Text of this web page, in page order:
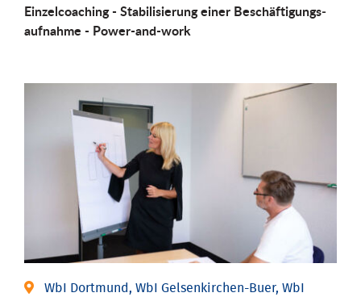
Einzel­coaching - Stabili­sierung einer Be­schäftigungs­
aufnahme - Power-and-work
WbI Dortmund, WbI Gelsenkirchen-Buer, WbI